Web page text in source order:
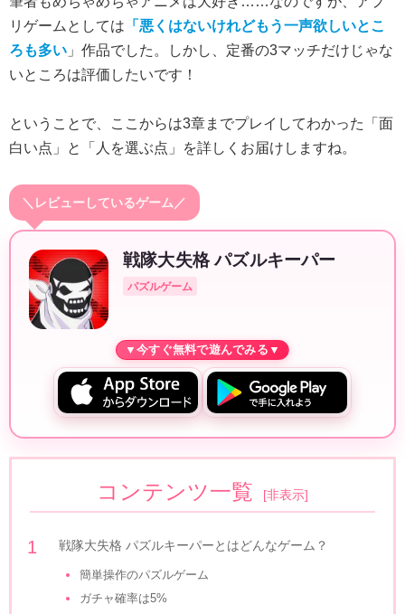
リゲームとしては 「悪くはないけれどもう一声欲しいとこ
ろも多い 」作品でした。しかし、定番の3マッチだけじゃな
いところは評価したいです！
ということで、ここからは3章までプレイしてわかった「面
白い点」と「人を選ぶ点」を詳しくお届けしますね。
＼レビューしているゲーム／
戦隊大失格 パズルキーパー
パズルゲーム
コンテンツ一覧 [非表示]
戦隊大失格 パズルキーパーとはどんなゲーム？
簡単操作のパズルゲーム
ガチャ確率は5%